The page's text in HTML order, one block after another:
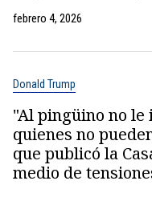
febrero 4, 2026
Donald Trump
"Al pingüino no
quienes no
que publicó la
medio de